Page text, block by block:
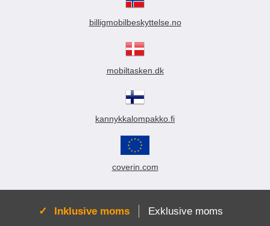
billigmobilbeskyttelse.no
mobiltasken.dk
kannykkalompakko.fi
coverin.com
Aktiv:
Inklusive moms Exklusive moms